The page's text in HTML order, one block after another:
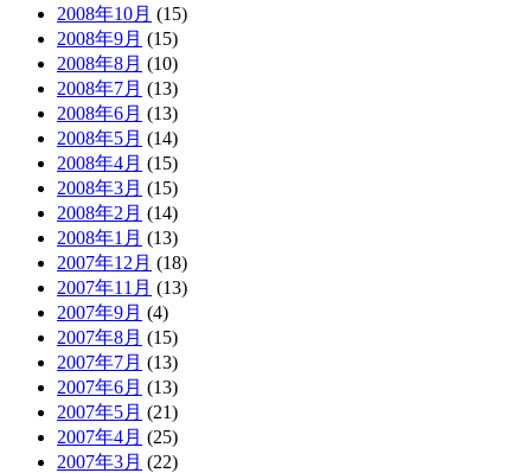
2008年10月 (15)
2008年9月 (15)
2008年8月 (10)
2008年7月 (13)
2008年6月 (13)
2008年5月 (14)
2008年4月 (15)
2008年3月 (15)
2008年2月 (14)
2008年1月 (13)
2007年12月 (18)
2007年11月 (13)
2007年9月 (4)
2007年8月 (15)
2007年7月 (13)
2007年6月 (13)
2007年5月 (21)
2007年4月 (25)
2007年3月 (22)